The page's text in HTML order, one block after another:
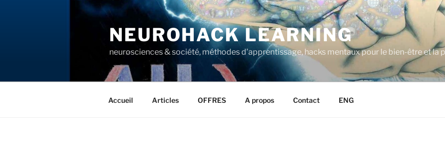
NEUROHACK LEARNING
neurosciences & société, méthodes d'apprentissage, hacks mentaux pour le bien-être et la
Accueil Articles OFFRES A propos Contact ENG